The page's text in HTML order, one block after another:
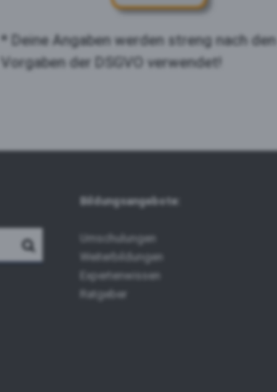
* Deine Angaben werden streng nach den
Vorgaben der DSGVO verwendet!
Bildungsangebote:
Umschulungen
Weiterbildungen
Expertenwissen
Ratgeber